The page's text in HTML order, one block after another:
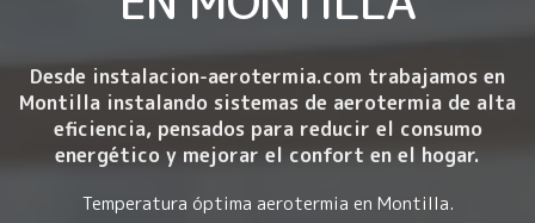
Desde instalacion-aerotermia.com trabajamos en
Montilla instalando sistemas de aerotermia de alta
eficiencia, pensados para reducir el consumo
energético y mejorar el confort en el hogar.
Temperatura óptima aerotermia en Montilla.